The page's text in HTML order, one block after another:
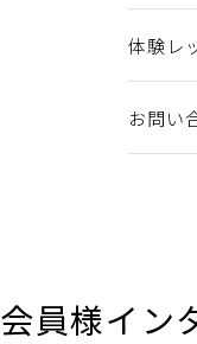
体験レ
お問い
会員様イン